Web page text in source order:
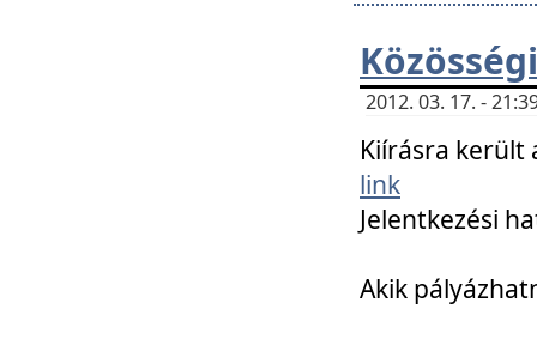
2012. 03. 17. -
Kiírásra került
link
Jelentkezési
Akik